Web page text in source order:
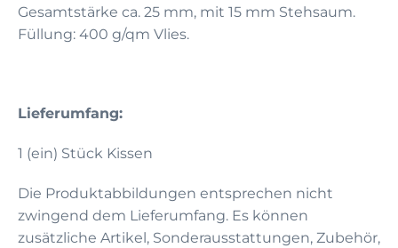
Gesamtstärke ca. 25 mm, mit 15 mm Stehsaum.
Füllung: 400 g/qm Vlies.
Lieferumfang:
1 (ein) Stück Kissen
Die Produktabbildungen entsprechen nicht
zwingend dem Lieferumfang. Es können
zusätzliche Artikel, Sonderausstattungen, Zubehör,